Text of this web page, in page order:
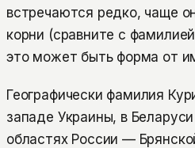
встречаются редко, чаще
корни (сравните с
это может быть форма от
Географически фамилия
западе Украины, в
областях России —